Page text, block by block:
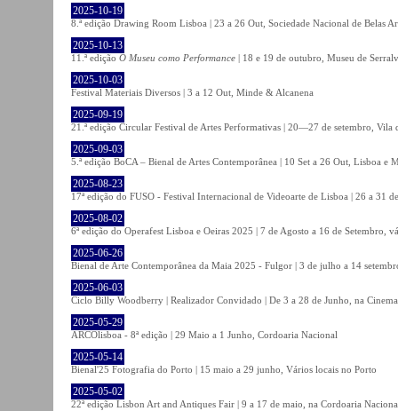
2025-10-19
8.ª edição Drawing Room Lisboa | 23 a 26 Out, Sociedade Nacional de Belas
2025-10-13
11.ª edição O Museu como Performance | 18 e 19 de outubro, Museu de
2025-10-03
Festival Materiais Diversos | 3 a 12 Out, Minde & Alcanena
2025-09-19
21.ª edição Circular Festival de Artes Performativas | 20—27 de setembro, Vila
2025-09-03
5.ª edição BoCA – Bienal de Artes Contemporânea | 10 Set a 26 Out, Lisboa e
2025-08-23
17ª edição do FUSO - Festival Internacional de Videoarte de Lisboa | 26 a 31
2025-08-02
6ª edição do Operafest Lisboa e Oeiras 2025 | 7 de Agosto a 16 de Setembro,
2025-06-26
Bienal de Arte Contemporânea da Maia 2025 - Fulgor | 3 de julho a 14
2025-06-03
Ciclo Billy Woodberry | Realizador Convidado | De 3 a 28 de Junho, na
2025-05-29
ARCOlisboa - 8ª edição | 29 Maio a 1 Junho, Cordoaria Nacional
2025-05-14
Bienal'25 Fotografia do Porto | 15 maio a 29 junho, Vários locais no Porto
2025-05-02
22ª edição Lisbon Art and Antiques Fair | 9 a 17 de maio, na Cordoaria